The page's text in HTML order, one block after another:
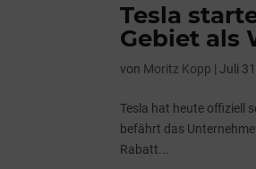
Tesla
Gebiet als
von Moritz Kopp |Juli
Tesla hat heute offiziell
befährt das
Rabatt...